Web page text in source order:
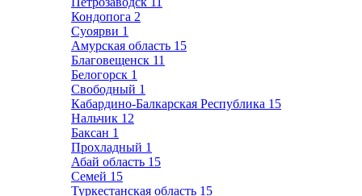
Кондопога 2
Суоярви 1
Амурская область 15
Благовещенск 11
Белогорск 1
Свободный 1
Кабардино-Балкарская Республика 15
Нальчик 12
Баксан 1
Прохладный 1
Абай область 15
Семей 15
Туркестанская область 15